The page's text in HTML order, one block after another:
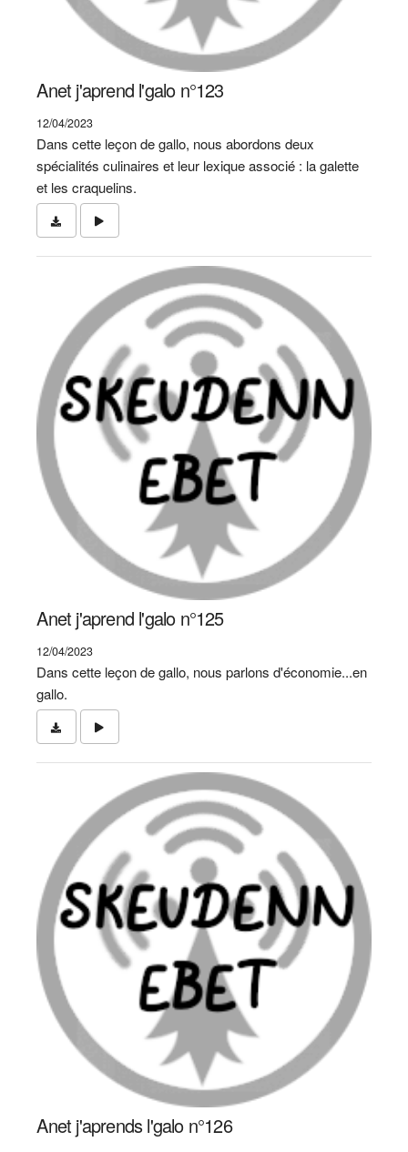
Anet j'aprend l'galo n°123
12/04/2023
Dans cette leçon de gallo, nous abordons deux
spécialités culinaires et leur lexique associé : la galette
et les craquelins.
Anet j'aprend l'galo n°125
12/04/2023
Dans cette leçon de gallo, nous parlons d'économie...en
gallo.
Anet j'aprends l'galo n°126